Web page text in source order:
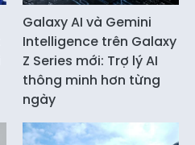
Galaxy AI và Gemini
Intelligence trên Galaxy
Z Series mới: Trợ lý AI
thông minh hơn từng
ngày